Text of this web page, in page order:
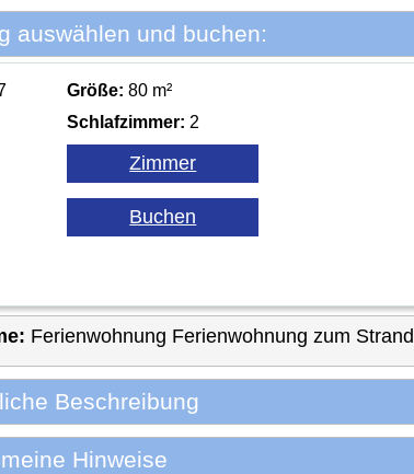
auswählen und buchen:
Größe: 80 m²
Schlafzimmer: 2
Ferienwohnung Ferienwohnung zum Strand
Beschreibung
Hinweise